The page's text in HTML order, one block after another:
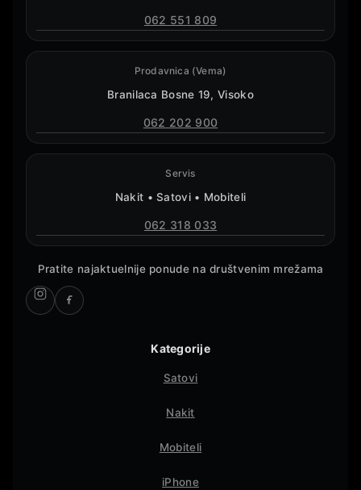
062 551 809
Prodavnica (Vema)
Branilaca Bosne 19, Visoko
062 202 900
Servis
Nakit • Satovi • Mobiteli
062 318 033
Pratite najaktuelnije ponude na društvenim mrežama
Kategorije
Satovi
Nakit
Mobiteli
iPhone